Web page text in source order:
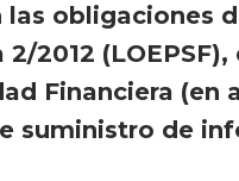
las obligaciones
2012
Financiera (en
suministro de